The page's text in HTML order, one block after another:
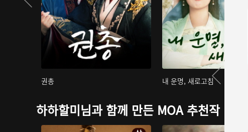
권총 내 운명, 새로고침
하하할미님과 함께 만든 MOA 추천작